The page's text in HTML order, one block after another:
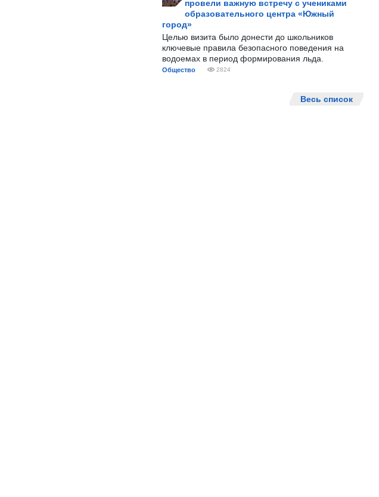
провели важную встречу с учениками
образовательного центра «Южный
город»
Целью визита было донести до школьников
ключевые правила безопасного поведения на
водоемах в период формирования льда.
Общество 2824
Весь список